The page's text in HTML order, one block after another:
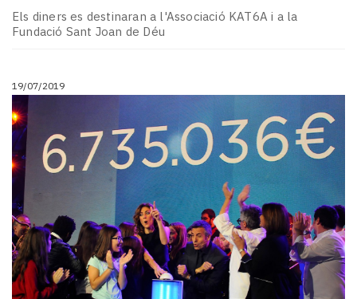
Els diners es destinaran a l'Associació KAT6A i a la
Fundació Sant Joan de Déu
19/07/2019